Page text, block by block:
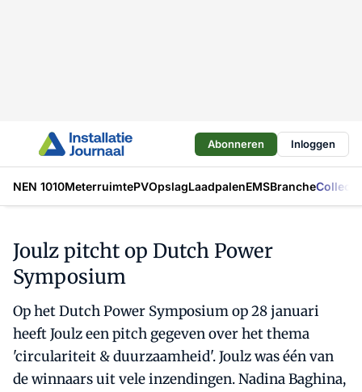
Abonneren Inloggen
NEN 1010MeterruimtePVOpslagLaadpalenEMSBranche
Joulz pitcht op Dutch Power
Symposium
Op het Dutch Power Symposium op 28 januari
heeft Joulz een pitch gegeven over het thema
'circulariteit & duurzaamheid'. Joulz was één van
de winnaars uit vele inzendingen. Nadina Baghina,